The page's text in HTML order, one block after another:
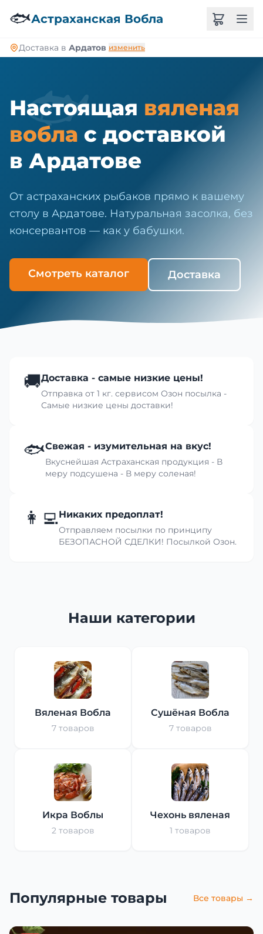
🐟Астраханская Вобла
Доставка в Ардатов изменить
🐟
Настоящая вяленая
вобла с доставкой
в Ардатове
От астраханских рыбаков прямо к вашему
столу в Ардатове. Натуральная засолка, без
консервантов — как у бабушки.
Смотреть каталог Доставка
🚚Доставка - самые низкие цены!
Отправка от 1 кг. сервисом Озон посылка -
Самые низкие цены доставки!
🐟Свежая - изумительная на вкус!
Вкуснейшая Астраханская продукция - В
меру подсушена - В меру соленая!
👩‍💻Никаких предоплат!
Отправляем посылки по принципу
БЕЗОПАСНОЙ СДЕЛКИ! Посылкой Озон.
Наши категории
Вяленая Вобла
7 товаров
Сушёная Вобла
7 товаров
Икра Воблы
2 товаров
Чехонь вяленая
1 товаров
Популярные товары Все товары →